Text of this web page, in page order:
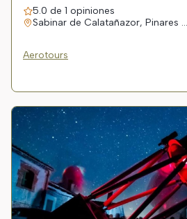
5.0 de 1 opiniones
Sabinar de Calatañazor, Pinares …
Aerotours